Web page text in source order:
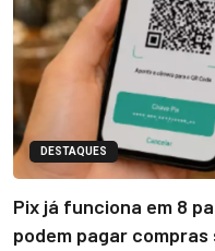
DESTAQUES
Pix já funciona em 8
podem pagar